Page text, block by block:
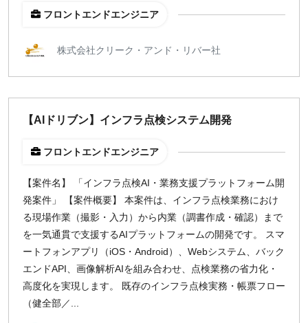
フロントエンドエンジニア
株式会社クリーク・アンド・リバー社
【AIドリブン】インフラ点検システム開発
フロントエンドエンジニア
【案件名】 「インフラ点検AI・業務支援プラットフォーム開
発案件」 【案件概要】 本案件は、インフラ点検業務におけ
る現場作業（撮影・入力）から内業（調書作成・確認）まで
を一気通貫で支援するAIプラットフォームの開発です。 スマ
ートフォンアプリ（iOS・Android）、Webシステム、バック
エンドAPI、画像解析AIを組み合わせ、点検業務の省力化・
高度化を実現します。 既存のインフラ点検実務・帳票フロー
（健全部／...